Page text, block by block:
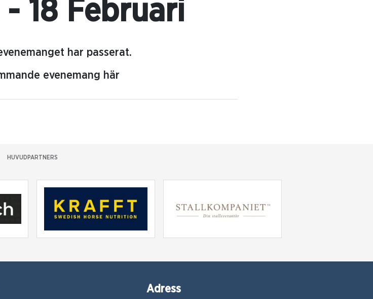
18 Februari
har passerat.
evenemang här
HUVUDPARTNERS
Adress